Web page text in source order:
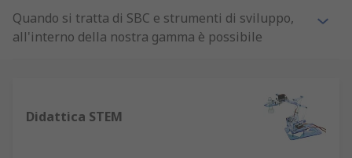
Quando si tratta di SBC e strumenti di sviluppo,
all'interno della nostra gamma è possibile
Raspberry Pi
Didattica STEM